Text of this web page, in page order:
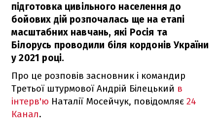
підготовка цивільного населення до
бойових дій розпочалась ще на етапі
масштабних навчань, які Росія та
Білорусь проводили біля кордонів України
у 2021 році.
Про це розповів засновник і командир
Третьої штурмової Андрій Білецький в
інтерв'ю Наталії Мосейчук, повідомляє 24
Канал.